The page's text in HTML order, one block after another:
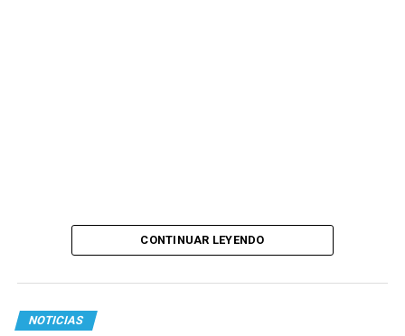
CONTINUAR LEYENDO
NOTICIAS